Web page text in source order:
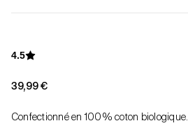
4.5
Prix de vente
39,99 €
Confectionné en 100% coton biologique.